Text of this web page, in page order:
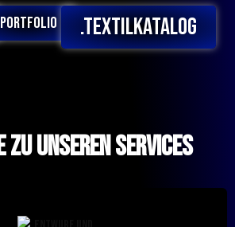
.textilkatalog
unseren Services